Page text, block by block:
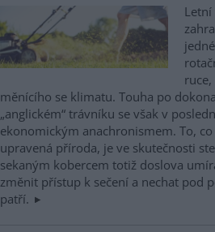
měnícího se klimatu. Touha po
„anglickém“ trávníku se však v
ekonomickým anachronismem. To,
upravená příroda, je ve skutečnosti
sekaným kobercem totiž doslova
změnit přístup k sečení a nechat pod
patří.